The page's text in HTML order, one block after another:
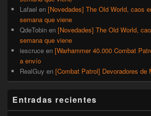
Lafael en [Novedades] The Old World, caos
semana que viene
QdeTobin en [Novedades] The Old World,
semana que viene
iescruce en [Warhammer 40.000 Combat
a envío
RealGuy en [Combat Patrol] Devoradores de
Entradas recientes